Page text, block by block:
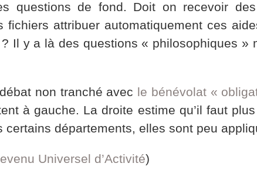
questions de fond. Doit on recevoir
attribuer automatiquement ces
Il y a là des questions « philosophiques »
non tranché avec le bénévolat «
à gauche. La droite estime qu’il faut
départements, elles sont peu
Universel d’Activité)